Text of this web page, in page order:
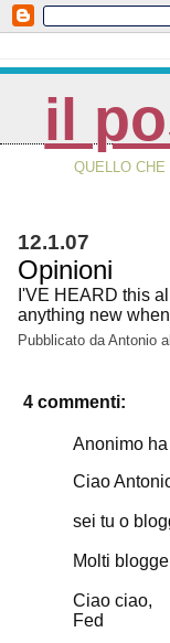
il
QUELLO
12.1.07
Opinioni
I'VE HEARD this
anything new
Pubblicato da Antonio
4 commenti:
Anonimo ha
Ciao
sei tu o
Molti
Ciao ciao,
Fed